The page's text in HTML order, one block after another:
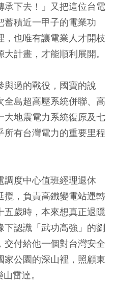
承下去！」又把這位台電
蓄積近一甲子的電業功
，也唯有讓電業人才開枝
計畫，才能順利展開。
與過的戰役，國寶的說
島超高壓系統併聯、高
大地震電力系統復原及七
有台灣電力的重要里程
調度中心值班經理退休
攬，負責高鐵變電站運轉
歲時，本來想真正退隱
認識「武功高強」的劉
付給他一個對台灣安全
公園的深山裡，照顧東
雷達。